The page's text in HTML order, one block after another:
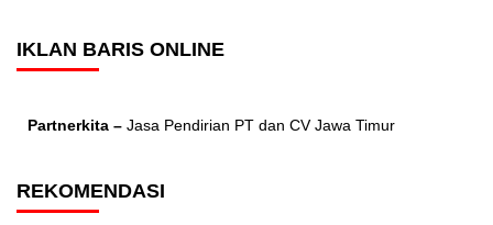
IKLAN BARIS ONLINE
Partnerkita – Jasa Pendirian PT dan CV Jawa Timur
REKOMENDASI